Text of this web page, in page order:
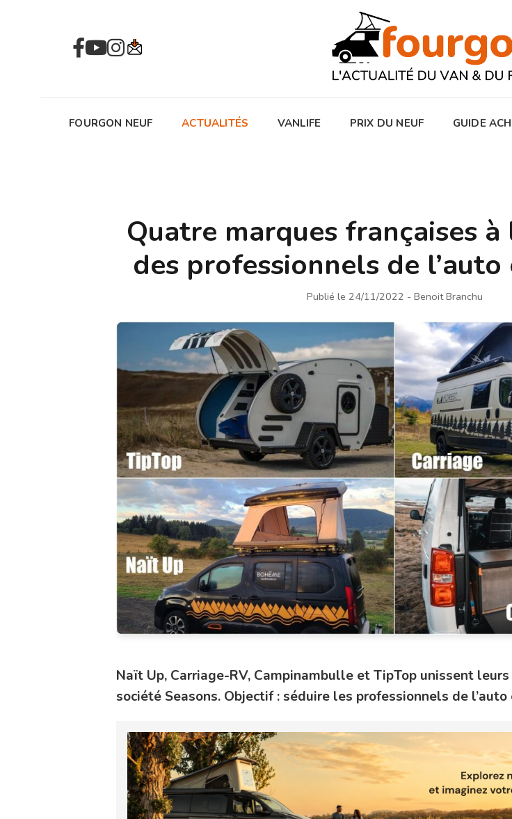
FOURGON NEUF ACTUALITÉS VANLIFE PRIX DU NEUF GUIDE
Quatre marques françaises
des professionnels de
Publié le 24/11/2022 - Benoit Branchu
Naït Up, Carriage-RV, Campinambulle et TipTop unissent
société Seasons. Objectif : séduire les professionnels de l’auto